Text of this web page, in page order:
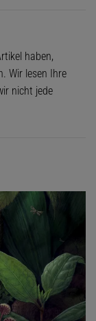
haben,
Wir lesen Ihre
nicht jede